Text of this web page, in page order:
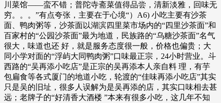
川菜馆——蛮不错；普陀寺斋菜值得品尝，清新淡雅，回味无
穷。。。”有点夸张，主要在于心境“）A6) 小吃主要有沙茶
面、鸭肉粥等，沙茶面以湖滨四里菜市场内的“四里沙茶面”和
百家村的“公园沙茶面”最为地道，民族路的“乌糖沙茶面”名气
很大，味道也还 好，就是服务态度很一般，价格也偏贵；大
同小学对面的“浮屿大同鸭肉粥”口味最正宗，24小时营业。斗
西路的“吴再添小吃店”是正宗的吴再添本人亲自料 理，有芋
包扁食等各式厦门的地道小吃，轮渡的“佳味再添小吃店”其实
只是吴的旧址，很多人误解为是吴再添的店，其实口味相去甚
远；老牌子的“好清香大酒楼 ”本来有很多小吃，这几年不知